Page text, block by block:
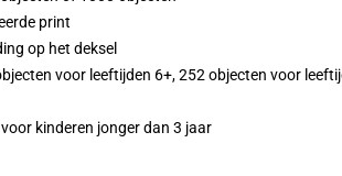
print
op het deksel
voor leeftijden 6+, 252 objecten voor
kinderen jonger dan 3 jaar